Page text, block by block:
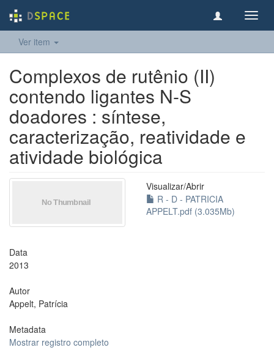
Ver item
Complexos de rutênio (II)
contendo ligantes N-S
doadores : síntese,
caracterização, reatividade e
atividade biológica
Visualizar/Abrir
R - D - PATRICIA
APPELT.pdf (3.035Mb)
Data
2013
Autor
Appelt, Patrícia
Metadata
Mostrar registro completo